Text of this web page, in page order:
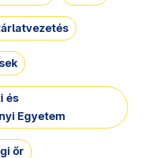
és
Egyetem
őr